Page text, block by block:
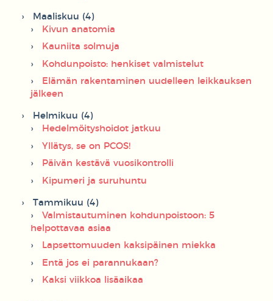
Maaliskuu (4)
Kivun anatomia
Kauniita solmuja
Kohdunpoisto: henkiset valmistelut
Elämän rakentaminen uudelleen leikkauksen
jälkeen
Helmikuu (4)
Hedelmöityshoidot jatkuu
Yllätys, se on PCOS!
Päivän kestävä vuosikontrolli
Kipumeri ja suruhuntu
Tammikuu (4)
Valmistautuminen kohdunpoistoon: 5
helpottavaa asiaa
Lapsettomuuden kaksipäinen miekka
Entä jos ei parannukaan?
Kaksi viikkoa lisäaikaa